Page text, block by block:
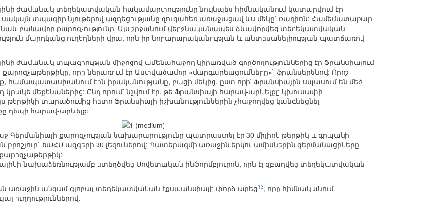
ժամանակ տեղեկատվական հակամարտությունը նույնպես հիմնականում կատարվում էր
սակայն տպագիր նյութերով ազդեցությանը զուգահեռ առաջացավ ևս մեկը` ռադիոն: Համեմատաբար
նաև բանավոր քարոզչությունը: Այս շրջանում վերջնականապես ձևավորվեց տեղեկատվական
մարդկանց ուղեղների վրա, որն իր նորարարականության և անտեսանելիության պատճառով
ժամանակ տպագրության միջոցով ամենահաջող կիրառված գործողություններից էր Ֆրանսիայում
որը ներառում էր Աստվածամոր «մարգարեացումները»` ֆրանսերենով: Որոշ
համապատասխանում էին իրականությանը, բացի մեկից, ըստ որի՝ Ֆրանսիային սպասում են մեծ
կրակե մեքենաներից: Ընդ որում՝ նշվում էր, թե Ֆրանսիայի հարավ-արևելքը կխուսափի
թերթիկի տարածումից հետո Ֆրանսիայի իշխանություններին չհաջողվեց կանգնեցնել
դեպի հարավ-արևելք:
Գերմանիայի քարոզչության նախարարությունը պատրաստել էր 30 միլիոն թերթիկ և գրպանի
ԽՍՀՄ ազգերի 30 լեզուներով: Պատերազմի առաջին երկու ամիսներին գերմանացիները
նախաձեռնությամբ ստեղծվեց Սովետական ինֆորմբյուրոն, որն էլ զբաղվեց տեղեկատվական
առաջին անգամ գլոբալ տեղեկատվական էքսպանսիայի փորձ արեց13, որը հիմնականում
ուղղություններով.